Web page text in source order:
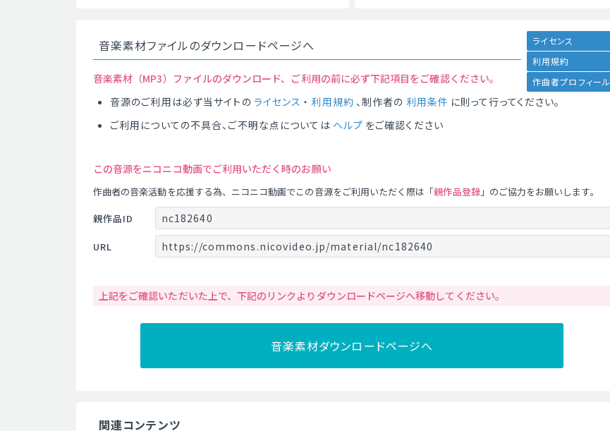
音楽素材ファイルのダウンロードページへ
ライセンス
利用規約
作曲者プロフィール
音楽素材（MP3）ファイルのダウンロード、ご利用の前に必ず下記項目をご確認ください。
音源のご利用は必ず当サイトの ライセンス ・ 利用規約 、制作者の 利用条件 に則って行ってください。
ご利用についての不具合、ご不明な点については ヘルプ をご確認ください
この音源をニコニコ動画でご利用いただく時のお願い
作曲者の音楽活動を応援する為、ニコニコ動画でこの音源をご利用いただく際は「親作品登録」のご協力をお願いします。
親作品ID
nc182640
URL https://commons.nicovideo.jp/material/nc182640
上記をご確認いただいた上で、下記のリンクよりダウンロードページへ移動してください。
音楽素材ダウンロードページへ
関連コンテンツ